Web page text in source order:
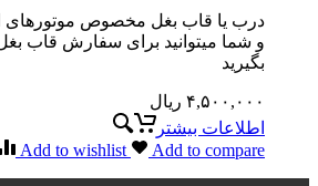
درب یا قاب بغل مخصوص موتورهای
و شما میتوانید برای سفارش قاب بغل
بگیرید
۴,۵۰۰,۰۰۰ ریال
اطلاعات بیشتر
Add to wishlist
Add to compare